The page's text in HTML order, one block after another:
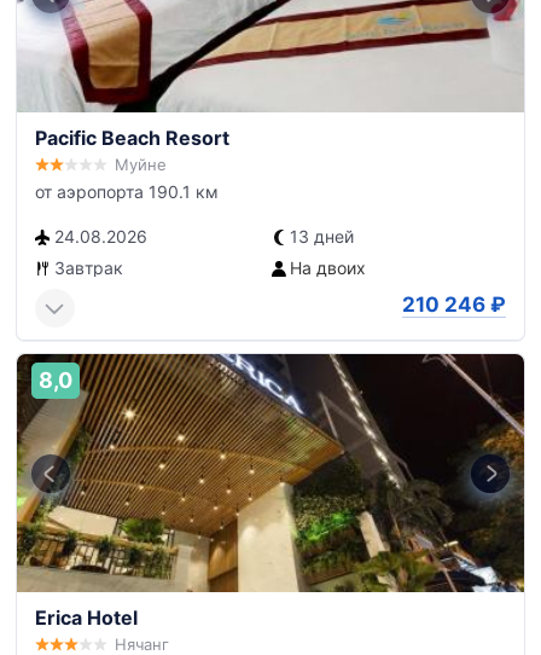
Pacific Beach Resort
Муйне
от аэропорта 190.1 км
24.08.2026
13 дней
Завтрак
На двоих
210 246 ₽
8,0
Erica Hotel
Нячанг